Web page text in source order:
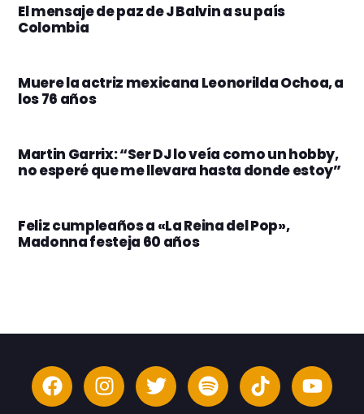
El mensaje de paz de J Balvin a su país
Colombia
Muere la actriz mexicana Leonorilda Ochoa, a
los 76 años
Martin Garrix: “Ser DJ lo veía como un hobby,
no esperé que me llevara hasta donde estoy”
Feliz cumpleaños a «La Reina del Pop»,
Madonna festeja 60 años